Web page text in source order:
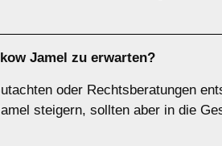
Jamel zu erwarten?
oder Rechtsberatungen
steigern, sollten aber in die